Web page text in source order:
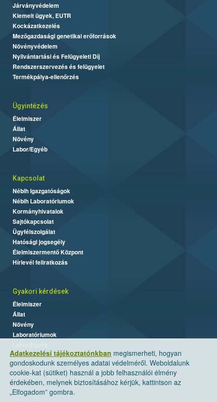
Adatkezelési tájékoztatónkban megismerheti, hogyan
gondoskodunk személyes adatai védelméről. Weboldalunk
cookie-kat (sütiket) használ a jobb felhasználói élmény
érdekében, melynek biztosításához kérjük, kattintson az
„Elfogadom” gombra.
Járványvédelem
Kiemelt ügyek, EUTR
Kockázatkezelés
Mezőgazdasági genetikai erőforrások
Növényvédelem
Nyilvántartási és Felügyeleti Díj
Rendszerszervezés és felügyelet
Termékpálya-ellenőrzés
Ügyintézés
Élelmiszer
Állat
Növény
Labor/Egyéb
Kapcsolat
Nébih Igazgatóságok
Nébih Laboratóriumok
Kormányhivatalok
Sajtókapcsolat
Ügyfélszolgálat
Hatósági jogsegély
Élelmiszermentő Központ
Hírlevél feliratkozás
Gyakori kérdések
Élelmiszer
Állat
Növény
Laboratóriumok